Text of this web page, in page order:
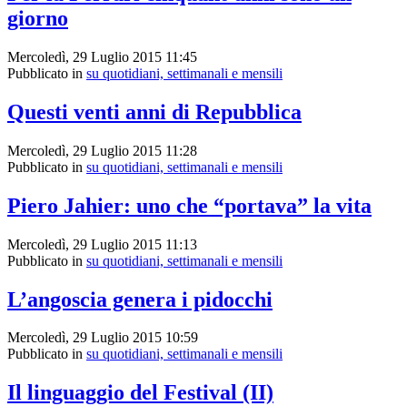
giorno
Mercoledì, 29 Luglio 2015 11:45
Pubblicato in su quotidiani, settimanali e mensili
Questi venti anni di Repubblica
Mercoledì, 29 Luglio 2015 11:28
Pubblicato in su quotidiani, settimanali e mensili
Piero Jahier: uno che “portava” la vita
Mercoledì, 29 Luglio 2015 11:13
Pubblicato in su quotidiani, settimanali e mensili
L’angoscia genera i pidocchi
Mercoledì, 29 Luglio 2015 10:59
Pubblicato in su quotidiani, settimanali e mensili
Il linguaggio del Festival (II)